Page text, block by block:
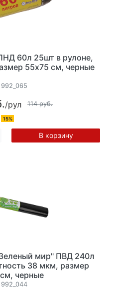
60л 25шт в рулоне,
55х75 см, черные
992_065
/рул 114 руб.
15%
В корзину
мир" ПВД 240л
38 мкм, размер
черные
992_044